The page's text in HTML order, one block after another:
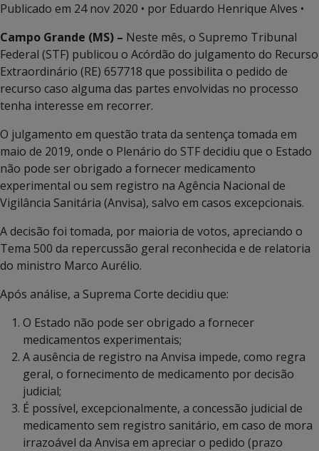
Publicado em 24 nov 2020 • por Eduardo Henrique Alves •
Campo Grande (MS) – Neste mês, o Supremo Tribunal
Federal (STF) publicou o Acórdão do julgamento do Recurso
Extraordinário (RE) 657718 que possibilita o pedido de
recurso caso alguma das partes envolvidas no processo
tenha interesse em recorrer.
O julgamento em questão trata da sentença tomada em
maio de 2019, onde o Plenário do STF decidiu que o Estado
não pode ser obrigado a fornecer medicamento
experimental ou sem registro na Agência Nacional de
Vigilância Sanitária (Anvisa), salvo em casos excepcionais.
A decisão foi tomada, por maioria de votos, apreciando o
Tema 500 da repercussão geral reconhecida e de relatoria
do ministro Marco Aurélio.
Após análise, a Suprema Corte decidiu que:
O Estado não pode ser obrigado a fornecer
medicamentos experimentais;
A ausência de registro na Anvisa impede, como regra
geral, o fornecimento de medicamento por decisão
judicial;
É possível, excepcionalmente, a concessão judicial de
medicamento sem registro sanitário, em caso de mora
irrazoável da Anvisa em apreciar o pedido (prazo